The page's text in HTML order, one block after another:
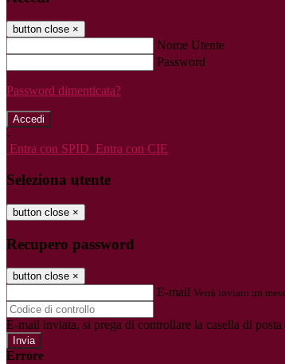
button close ×
Nome Utente
Password
Password dimenticata?
-
Entra con SPID Entra con CIE
Seleziona utente
button close ×
Recupero password
button close ×
E-mail Verrà inviato un
E-mail inviata, si prega di controllare la casella di posta
Errore